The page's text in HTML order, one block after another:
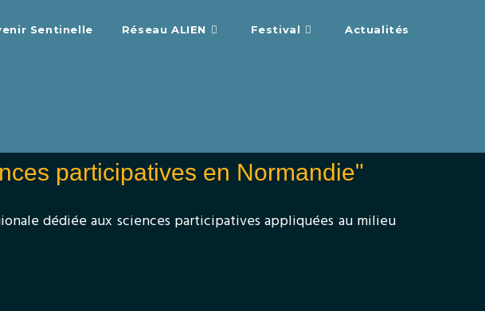
Sentinelle Réseau ALIEN Festival Actualités
participatives en Normandie"
dédiée aux sciences participatives appliquées au milieu